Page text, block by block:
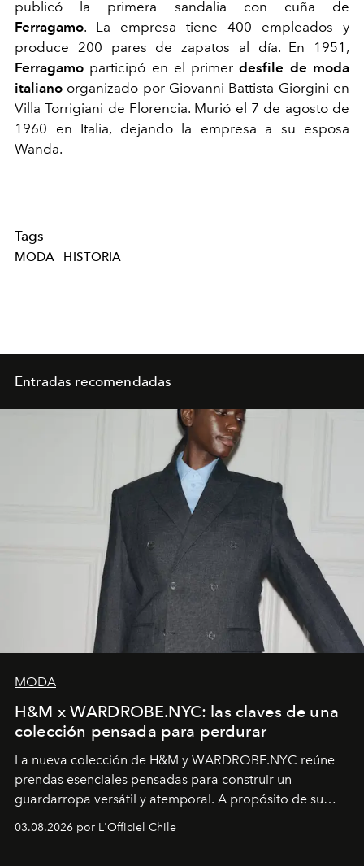
publicó la primera sandalia con cuña de
Ferragamo. La empresa tiene 400 empleados y
produce 200 pares de zapatos al día. En 1951,
Ferragamo participó en el primerdesfile de moda
italiano organizado por Giovanni Battista Giorgini en
Villa Torrigiani de Florencia. Murió el 7 de agosto de
1960 en Italia, dejando la empresa a su esposa
Wanda.
Tags
MODA HISTORIA
Entradas recomendadas
MODA
H&M x WARDROBE.NYC: las claves de una
colección pensada para perdurar
La nueva colección de H&M y WARDROBE.NYC reúne
prendas esenciales pensadas para construir un
guardarropa versátil y atemporal. A propósito de su
lanzamiento, los fundadores de la firma neoyorquina y
la asesora creativa y jefa de diseño global de la marca
03.08.2026 por L'Officiel Chile